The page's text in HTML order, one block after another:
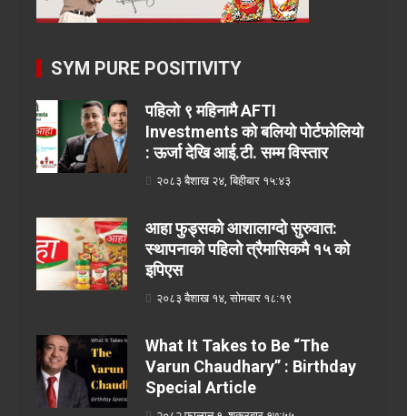
SYM PURE POSITIVITY
पहिलो ९ महिनामै AFTI
Investments को बलियो पोर्टफोलियो
: ऊर्जा देखि आई.टी. सम्म विस्तार
२०८३ बैशाख २४, बिहीबार १५:४३
आहा फुड्सको आशालाग्दो सुरुवात:
स्थापनाको पहिलो त्रैमासिकमै १५ को
इपिएस
२०८३ बैशाख १४, सोमबार १८:१९
What It Takes to Be “The
Varun Chaudhary” : Birthday
Special Article